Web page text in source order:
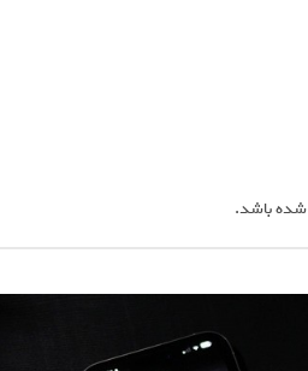
شده باشد.